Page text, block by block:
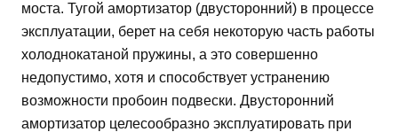
моста. Тугой амортизатор (двусторонний) в процессе
эксплуатации, берет на себя некоторую часть работы
холоднокатаной пружины, а это совершенно
недопустимо, хотя и способствует устранению
возможности пробоин подвески. Двусторонний
амортизатор целесообразно эксплуатировать при